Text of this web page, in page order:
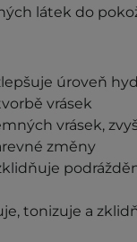
látek do
úroveň
vrásek
vrásek,
změny
tonizuje a